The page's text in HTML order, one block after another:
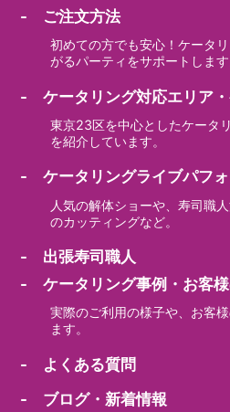
- ご注文方法
初めての方でも安心！ケータ
がるパーティをサポートします
- ケータリング対応エリア
東京23区を中心としたケータ
を紹介しています。
- ケータリングライブパフォ
人気の解体ショーや、寿司職
のカッティングなど。
- 出張寿司職人
- ケータリング事例・お客
実際のご利用の様子や、お客
ます。
- よくある質問
- ブログ・新着情報